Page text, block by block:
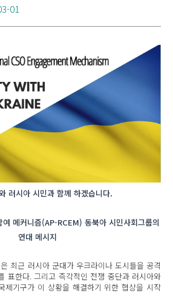
01
러시아 시민과 함께 하겠습니다.
메커니즘(AP-RCEM) 동북아 시민사회그룹의
연대 메시지
최근 러시아 군대가 우크라이나 도시들을 공격
표한다. 그리고 즉각적인 전쟁 중단과 러시아와
제기구가 이 상황을 해결하기 위한 협상을 시작